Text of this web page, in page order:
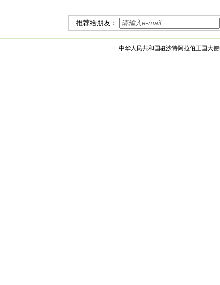
推荐给朋友：
中华人民共和国驻沙特阿拉伯王国大使